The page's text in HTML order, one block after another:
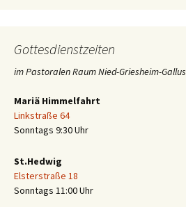
Gottesdienstzeiten
im Pastoralen Raum Nied-Griesheim-Gallus
Mariä Himmelfahrt
Linkstraße 64
Sonntags 9:30 Uhr
St.Hedwig
Elsterstraße 18
Sonntags 11:00 Uhr